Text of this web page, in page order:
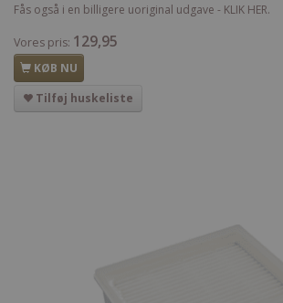
Fås også i en billigere uoriginal udgave - KLIK HER.
Vores pris: 129,95
KØB NU
Tilføj huskeliste